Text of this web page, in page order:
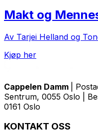
Makt og
Av Tarjei Helland og
Kjøp her
Cappelen Damm
|
Sentrum, 0055 Oslo |
0161 Oslo
KONTAKT OSS